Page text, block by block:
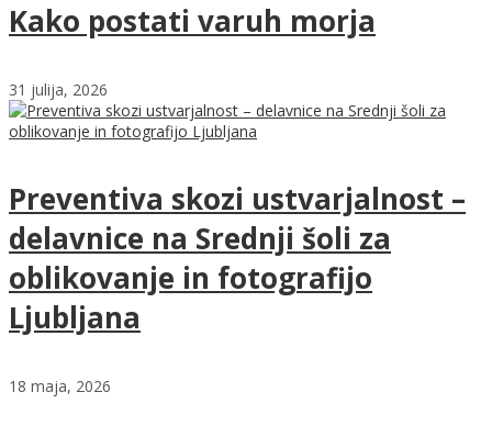
Kako postati varuh morja
31 julija, 2026
Preventiva skozi ustvarjalnost –
delavnice na Srednji šoli za
oblikovanje in fotografijo
Ljubljana
18 maja, 2026